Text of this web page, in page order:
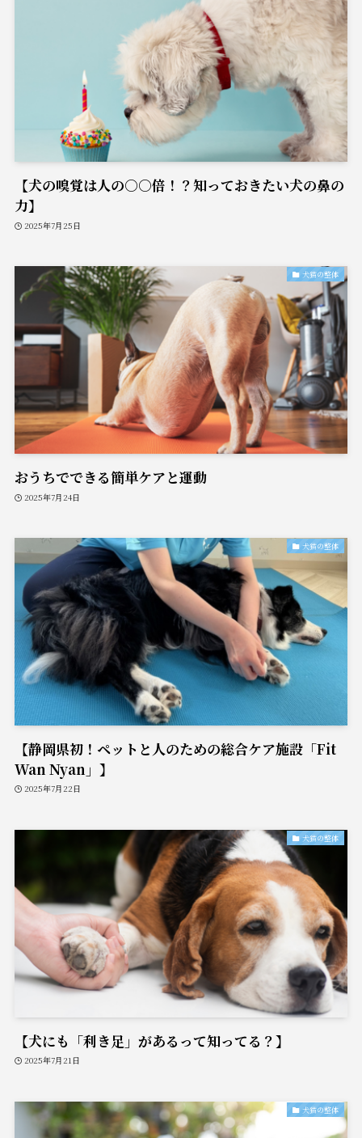
【犬の嗅覚は人の○○倍！？知っておきたい犬の鼻の
力】
2025年7月25日
犬猫の整体
おうちでできる簡単ケアと運動
2025年7月24日
犬猫の整体
【静岡県初！ペットと人のための総合ケア施設「Fit
Wan Nyan」】
2025年7月22日
犬猫の整体
【犬にも「利き足」があるって知ってる？】
2025年7月21日
犬猫の整体